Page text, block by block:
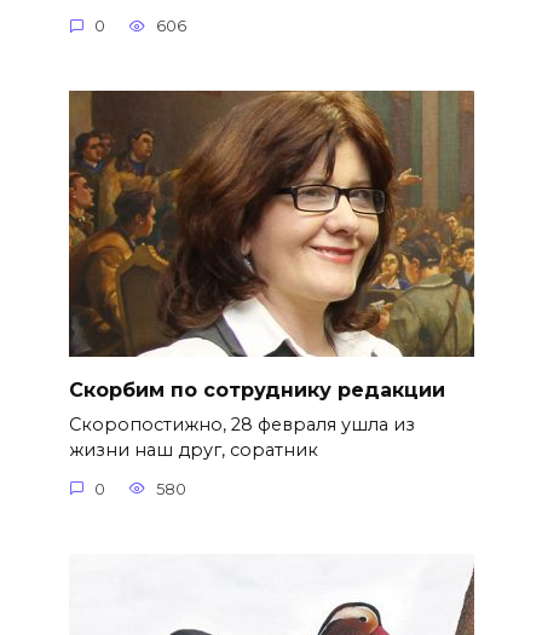
0 606
Скорбим по сотруднику редакции
Скоропостижно, 28 февраля ушла из
жизни наш друг, соратник
0 580